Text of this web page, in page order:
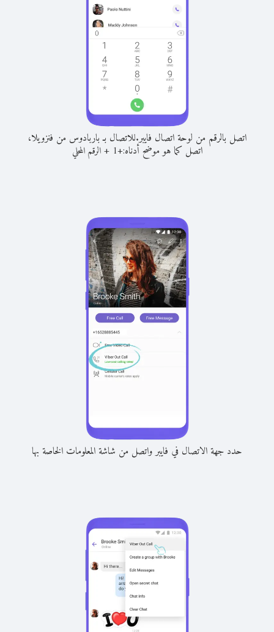
اتصل بالرقم من لوحة اتصال فايبر.للاتصال بـ باربادوس من فنزويلا،
اتصل كما هو موضح أدناه:+
1
+الرقم المحلي
حدد جهة الاتصال في فايبر واتصل من شاشة المعلومات الخاصة بها